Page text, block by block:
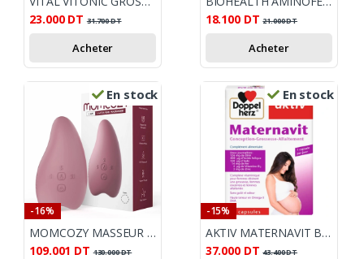
23.000 DT 31.700DT
Acheter
18.100 DT 21.000DT
Acheter
En stock
-16%
MOMCOZY MASSEUR DE LACTATION CHAUFFANT 2EN1
109.001 DT 130.000DT
En stock
-15%
AKTIV MATERNAVIT B30
37.000 DT 43.400DT